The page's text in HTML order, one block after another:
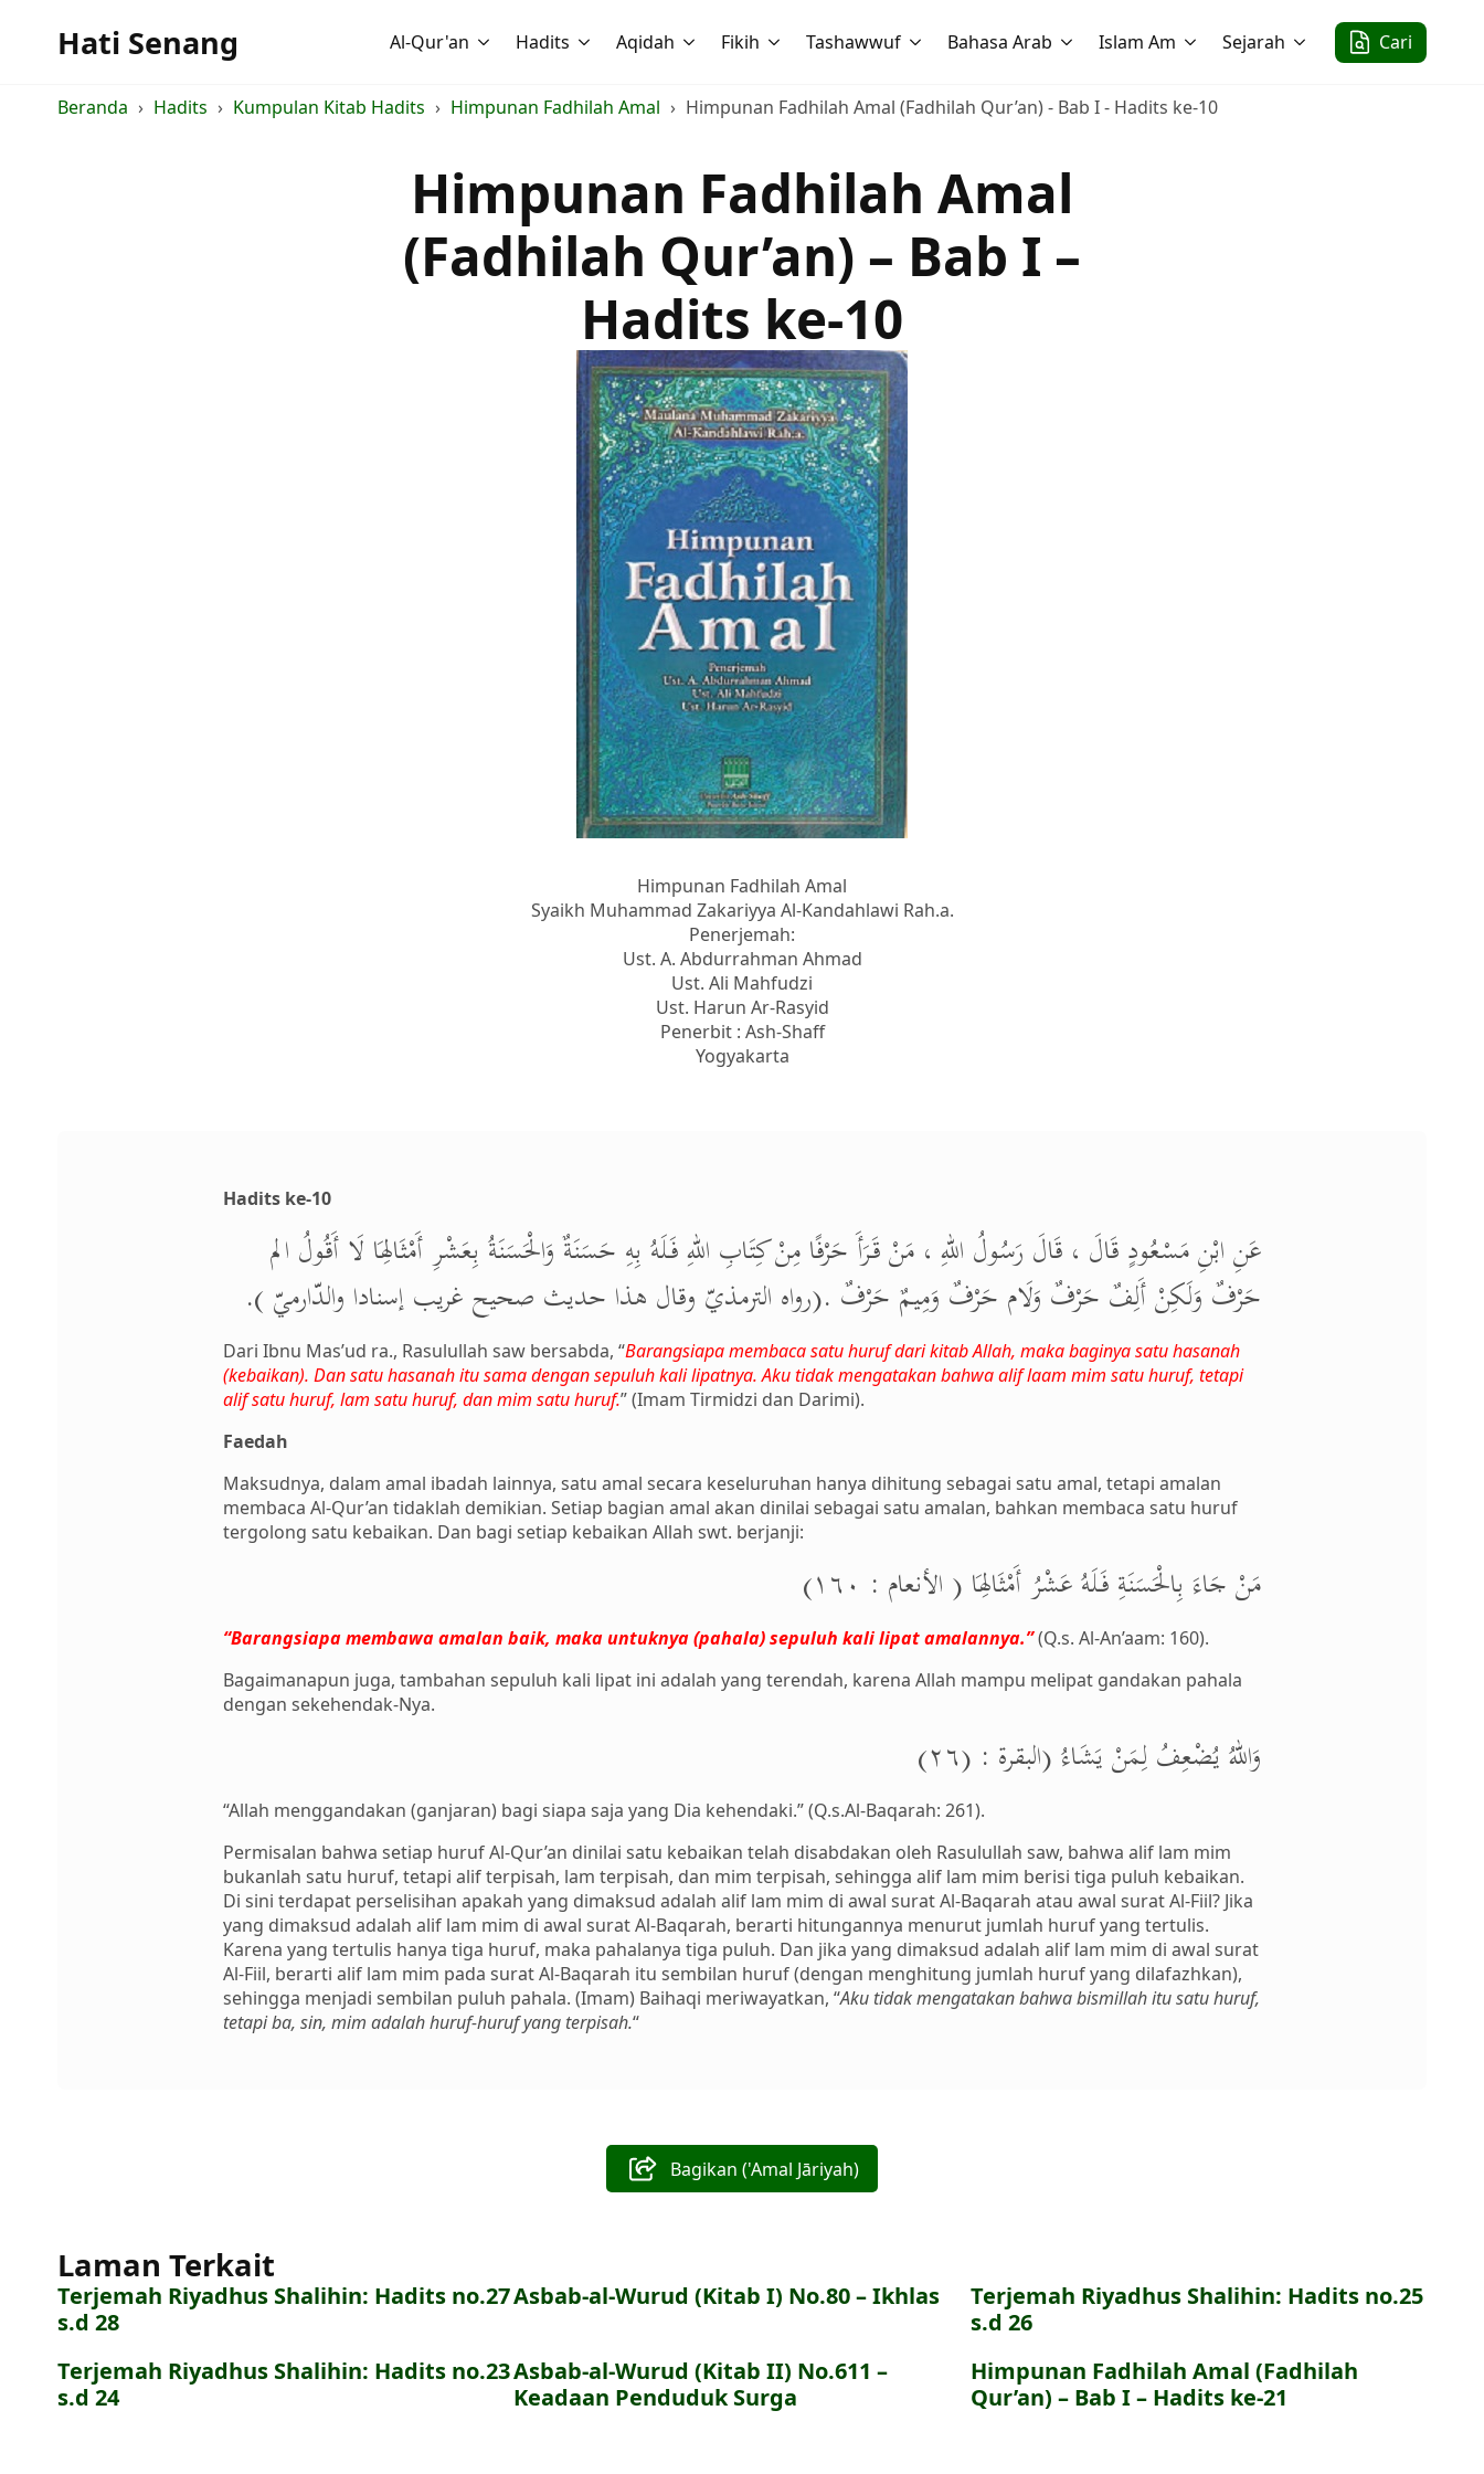
Hati Senang Al-Qur'an Hadits Aqidah Fikih Tashawwuf Bahasa Arab Islam Am Sejarah Cari
Beranda Hadits Kumpulan Kitab Hadits Himpunan Fadhilah Amal Himpunan Fadhilah Amal (Fadhilah Qur’an) - Bab I - Hadits ke-10
Himpunan Fadhilah Amal
(Fadhilah Qur’an) – Bab I –
Hadits ke-10
Himpunan Fadhilah Amal
Syaikh Muhammad Zakariyya Al-Kandahlawi Rah.a.
Penerjemah:
Ust. A. Abdurrahman Ahmad
Ust. Ali Mahfudzi
Ust. Harun Ar-Rasyid
Penerbit : Ash-Shaff
Yogyakarta
Hadits ke-10
عَنِ ابْنِ مَسْعُودٍ قَالَ ، قَالَ رَسُولُ اللهِ ، مَنْ قَرَأَ حَرْفًا مِنْ كِتَابِ اللهِ فَلَهُ بِهِ حَسَنَةٌ وَالْحَسَنَةُ بِعَشْرِ أَمْثَالِهَا لَا أَقُولُ الم
حَرْفٌ وَلَكِنْ أَلِفٌ حَرْفٌ وَلَام حَرْفٌ وَمِيمٌ حَرْفٌ .(رواه الترمذيّ وقال هذا حديث صحيح غريب إسنادا والدّارميّ ).
Dari Ibnu Mas’ud ra., Rasulullah saw bersabda, “Barangsiapa membaca satu huruf dari kitab Allah, maka baginya satu hasanah
(kebaikan). Dan satu hasanah itu sama dengan sepuluh kali lipatnya. Aku tidak mengatakan bahwa alif laam mim satu huruf, tetapi
alif satu huruf, lam satu huruf, dan mim satu huruf.” (Imam Tirmidzi dan Darimi).
Faedah
Maksudnya, dalam amal ibadah lainnya, satu amal secara keseluruhan hanya dihitung sebagai satu amal, tetapi amalan
membaca Al-Qur’an tidaklah demikian. Setiap bagian amal akan dinilai sebagai satu amalan, bahkan membaca satu huruf
tergolong satu kebaikan. Dan bagi setiap kebaikan Allah swt. berjanji:
مَنْ جَاءَ بِالْحَسَنَةِ فَلَهُ عَشْرُ أَمْثَالِهَا ( الأنعام : ١٦٠)
“Barangsiapa membawa amalan baik, maka untuknya (pahala) sepuluh kali lipat amalannya.”(Q.s. Al-An’aam: 160).
Bagaimanapun juga, tambahan sepuluh kali lipat ini adalah yang terendah, karena Allah mampu melipat gandakan pahala
dengan sekehendak-Nya.
وَاللهُ يُضْعِفُ لِمَنْ يَشَاءُ (البقرة : (٢٦)
“Allah menggandakan (ganjaran) bagi siapa saja yang Dia kehendaki.” (Q.s.Al-Baqarah: 261).
Permisalan bahwa setiap huruf Al-Qur’an dinilai satu kebaikan telah disabdakan oleh Rasulullah saw, bahwa alif lam mim
bukanlah satu huruf, tetapi alif terpisah, lam terpisah, dan mim terpisah, sehingga alif lam mim berisi tiga puluh kebaikan.
Di sini terdapat perselisihan apakah yang dimaksud adalah alif lam mim di awal surat Al-Baqarah atau awal surat Al-Fiil? Jika
yang dimaksud adalah alif lam mim di awal surat Al-Baqarah, berarti hitungannya menurut jumlah huruf yang tertulis.
Karena yang tertulis hanya tiga huruf, maka pahalanya tiga puluh. Dan jika yang dimaksud adalah alif lam mim di awal surat
Al-Fiil, berarti alif lam mim pada surat Al-Baqarah itu sembilan huruf (dengan menghitung jumlah huruf yang dilafazhkan),
sehingga menjadi sembilan puluh pahala. (Imam) Baihaqi meriwayatkan, “Aku tidak mengatakan bahwa bismillah itu satu huruf,
tetapi ba, sin, mim adalah huruf-huruf yang terpisah.“
Bagikan ('Amal Jāriyah)
Laman Terkait
Terjemah Riyadhus Shalihin: Hadits no.27
s.d 28
Asbab-al-Wurud (Kitab I) No.80 – Ikhlas
Terjemah Riyadhus Shalihin: Hadits no.25
s.d 26
Terjemah Riyadhus Shalihin: Hadits no.23
s.d 24
Asbab-al-Wurud (Kitab II) No.611 –
Keadaan Penduduk Surga
Himpunan Fadhilah Amal (Fadhilah
Qur’an) – Bab I – Hadits ke-21